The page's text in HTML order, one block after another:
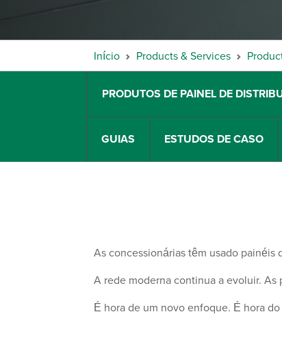
Início Products & Services
PRODUTOS DE PAINEL DE
GUIAS ESTUDOS DE CASO
As concessionárias têm usado painéis
A rede moderna continua a evoluir.
É hora de um novo enfoque. É hora